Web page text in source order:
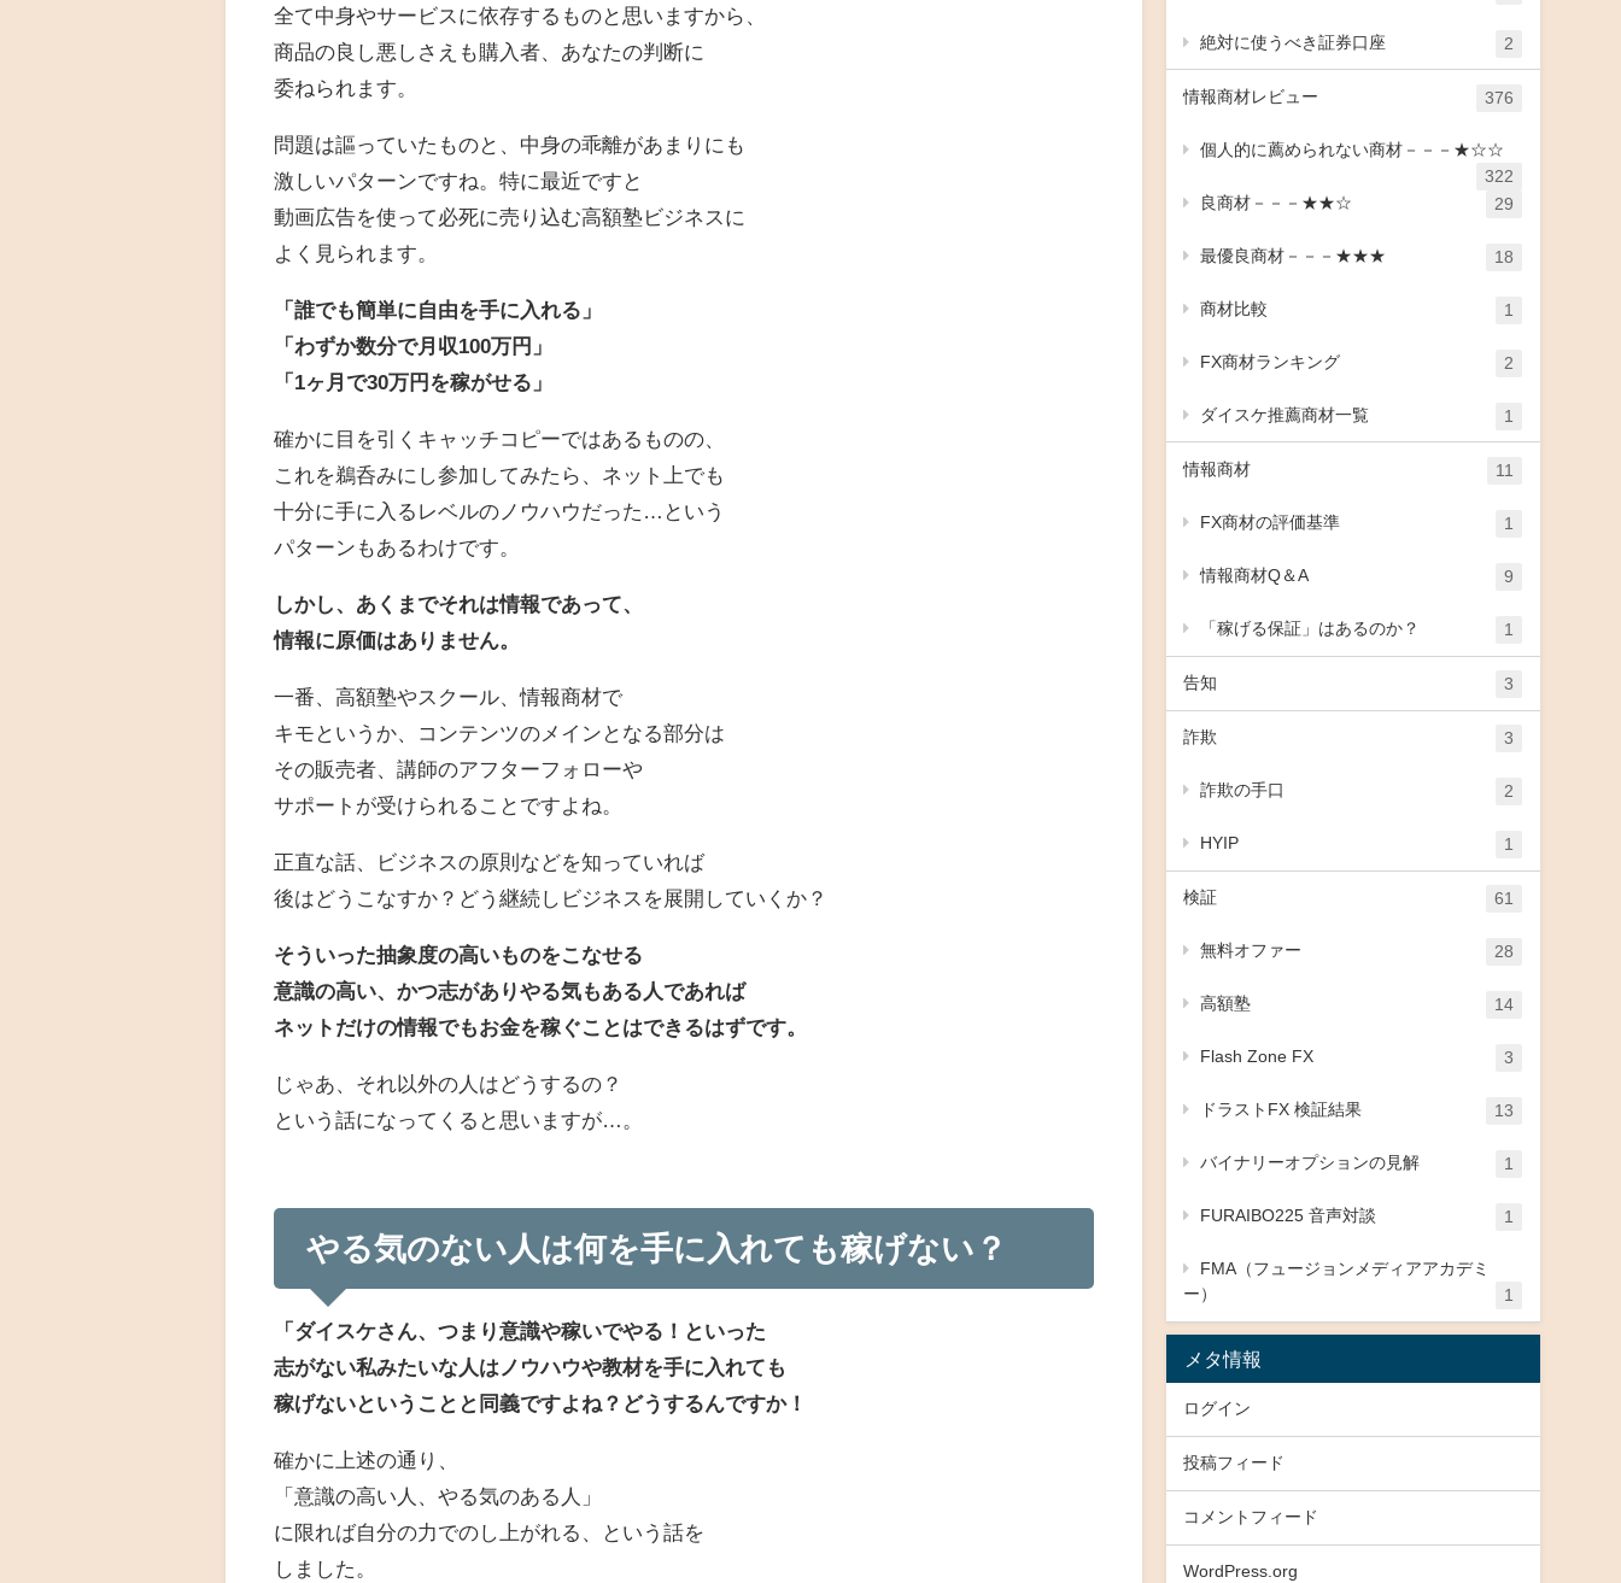
全て中身やサービスに依存するものと思いますから、
商品の良し悪しさえも購入者、あなたの判断に
委ねられます。
問題は謳っていたものと、中身の乖離があまりにも
激しいパターンですね。特に最近ですと
動画広告を使って必死に売り込む高額塾ビジネスに
よく見られます。
「誰でも簡単に自由を手に入れる」
「わずか数分で月収100万円」
「1ヶ月で30万円を稼がせる」
確かに目を引くキャッチコピーではあるものの、
これを鵜呑みにし参加してみたら、ネット上でも
十分に手に入るレベルのノウハウだった…という
パターンもあるわけです。
しかし、あくまでそれは情報であって、
情報に原価はありません。
一番、高額塾やスクール、情報商材で
キモというか、コンテンツのメインとなる部分は
その販売者、講師のアフターフォローや
サポートが受けられることですよね。
正直な話、ビジネスの原則などを知っていれば
後はどうこなすか？どう継続しビジネスを展開していくか？
そういった抽象度の高いものをこなせる
意識の高い、かつ志がありやる気もある人であれば
ネットだけの情報でもお金を稼ぐことはできるはずです。
じゃあ、それ以外の人はどうするの？
という話になってくると思いますが…。
やる気のない人は何を手に入れても稼げない？
「ダイスケさん、つまり意識や稼いでやる！といった
志がない私みたいな人はノウハウや教材を手に入れても
稼げないということと同義ですよね？どうするんですか！
確かに上述の通り、
「意識の高い人、やる気のある人」
に限れば自分の力でのし上がれる、という話を
しました。
絶対に使うべき証券口座 2
情報商材レビュー 376
個人的に薦められない商材－－－★☆☆
322
良商材－－－★★☆
29
最優良商材－－－★★★ 18
商材比較 1
FX商材ランキング 2
ダイスケ推薦商材一覧 1
情報商材 11
FX商材の評価基準 1
情報商材Q＆A 9
「稼げる保証」はあるのか？ 1
告知 3
詐欺 3
詐欺の手口 2
HYIP 1
検証 61
無料オファー 28
高額塾 14
Flash Zone FX 3
ドラストFX 検証結果 13
バイナリーオプションの見解 1
FURAIBO225 音声対談 1
FMA（フュージョンメディアアカデミ
ー）
1
メタ情報
ログイン
投稿フィード
コメントフィード
WordPress.org